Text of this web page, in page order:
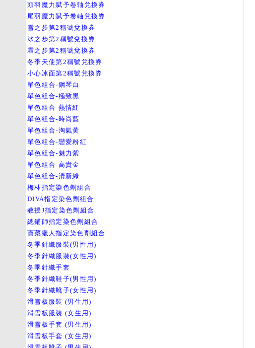
頭羽魔力賦予卷軸兌換券
尾羽魔力賦予卷軸兌換券
雪之步第2稱號兌換券
冰之步第2稱號兌換券
霜之步第2稱號兌換券
冬季天使第2稱號兌換券
小心冰面第2稱號兌換券
單色組合-鋼琴白
單色組合-極致黑
單色組合-熱情紅
單色組合-時尚藍
單色組合-淘氣黃
單色組合-戀愛粉紅
單色組合-魅力紫
單色組合-高貴金
單色組合-清新綠
梅林指定染色劑組合
DIVA指定染色劑組合
教授J指定染色劑組合
總鋪師指定染色劑組合
寶藏獵人指定染色劑組合
冬季針織服裝(男性用)
冬季針織服裝(女性用)
冬季針織手套
冬季針織鞋子(男性用)
冬季針織靴子(女性用)
滑雪板服裝 (男生用)
滑雪板服裝 (女生用)
滑雪板手套 (男生用)
滑雪板手套 (女生用)